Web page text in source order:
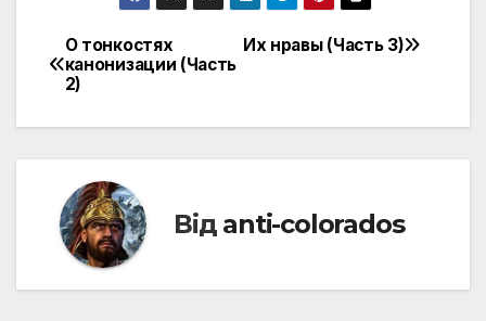
Навігація
записів
Их нравы (Часть 3)
О тонкостях
канонизации (Часть
2)
Від anti-colorados